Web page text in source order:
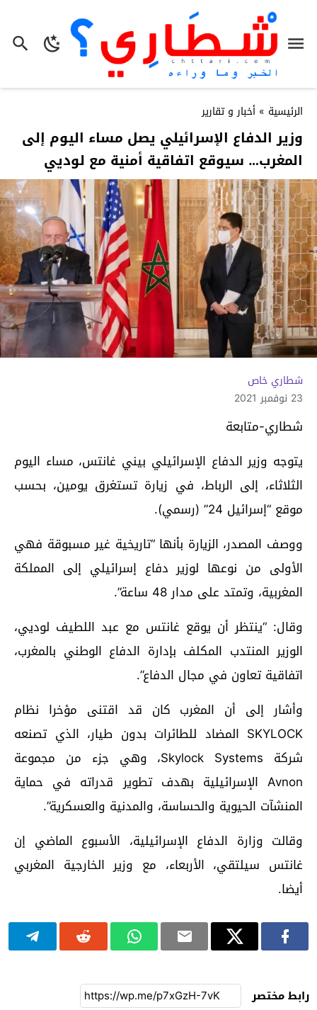
الرئيسية » أخبار و تقارير
وزير الدفاع الإسرائيلي يصل مساء اليوم إلى
المغرب… سيوقع اتفاقية أمنية مع لوديي
شطاري خاص
23 نوفمبر 2021
شطاري-متابعة
يتوجه وزير الدفاع الإسرائيلي بيني غانتس، مساء اليوم
الثلاثاء، إلى الرباط، في زيارة تستغرق يومين، بحسب
موقع “إسرائيل 24” (رسمي).
ووصف المصدر، الزيارة بأنها “تاريخية غير مسبوقة فهي
الأولى من نوعها لوزير دفاع إسرائيلي إلى المملكة
المغربية، وتمتد على مدار 48 ساعة”.
وقال: “ينتظر أن يوقع غانتس مع عبد اللطيف لوديي،
الوزير المنتدب المكلف بإدارة الدفاع الوطني بالمغرب،
اتفاقية تعاون في مجال الدفاع”.
وأشار إلى أن المغرب كان قد اقتنى مؤخرا نظام
SKYLOCK المضاد للطائرات بدون طيار، الذي تصنعه
شركة Skylock Systems، وهي جزء من مجموعة
Avnon الإسرائيلية بهدف تطوير قدراته في حماية
المنشآت الحيوية والحساسة، والمدنية والعسكرية”.
وقالت وزارة الدفاع الإسرائيلية، الأسبوع الماضي إن
غانتس سيلتقي، الأربعاء، مع وزير الخارجية المغربي
أيضا.
رابط مختصر